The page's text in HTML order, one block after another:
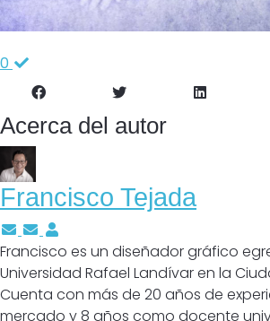
0
Acerca del autor
Francisco Tejada
Suscríbete a las actualizaciones del
Cancelar suscripción a
Francisco es un diseñador gráfico
Universidad Rafael Landívar en la
Cuenta con más de 20 años de
mercado y 8 años como docente